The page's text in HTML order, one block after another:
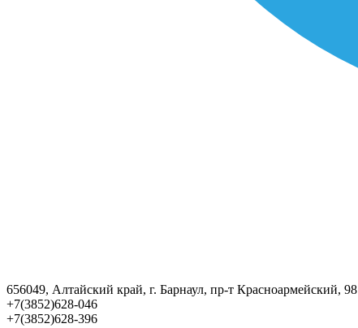
656049, Алтайский край, г. Барнаул, пр-т Красноармейский, 98
+7(3852)628-046
+7(3852)628-396